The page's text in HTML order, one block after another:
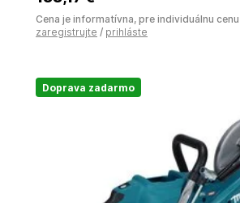
Cena je informatívna, pre individuálnu
zaregistrujte / prihláste
Doprava zadarmo